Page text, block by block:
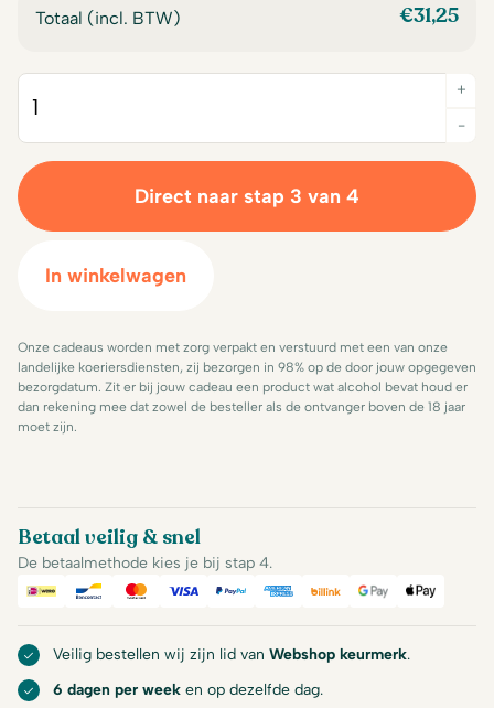
Totaal (incl. BTW) €31,25
-
+
Direct naar stap 3 van 4
In winkelwagen
Onze cadeaus worden met zorg verpakt en verstuurd met een van onze
landelijke koeriersdiensten, zij bezorgen in 98% op de door jouw opgegeven
bezorgdatum. Zit er bij jouw cadeau een product wat alcohol bevat houd er
dan rekening mee dat zowel de besteller als de ontvanger boven de 18 jaar
moet zijn.
Betaal veilig & snel
De betaalmethode kies je bij stap 4.
iDeal Bancontact
Mastercard
Visa PayPalAmerican Express
BillinkGoogle Pay
Apple
Veilig bestellen wij zijn lid van Webshop keurmerk.
6 dagen per week en op dezelfde dag.